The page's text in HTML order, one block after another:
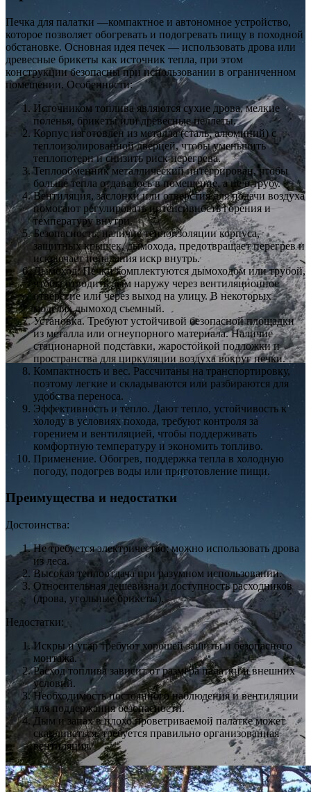
Печка для палатки —компактное и автономное устройство,
которое позволяет обогревать и подогревать пищу в походной
обстановке. Основная идея печек — использовать дрова или
древесные брикеты как источник тепла, при этом
конструкции безопасны при использовании в ограниченном
помещении. Особенности:
Источником топлива являются сухие дрова, мелкие
поленья, брикеты или древесные пеллеты.
Корпус изготовлен из металла (сталь, алюминий) с
теплоизолированной дверцей, чтобы уменьшить
теплопотери и снизить риск перегрева.
Теплообменник металлический интегрирован, чтобы
больше тепла отдавалось в помещение, а не в трубу.
Вентиляция, заслонки или отверстия для подачи воздуха
помогают регулировать интенсивность горения и
температуру внутри.
Безопасность, наличие теплоизоляции корпуса,
защитных крышек, дымохода, предотвращает перегрев и
исключает попадания искр внутрь.
Дымоход. Печки комплектуются дымоходом или трубой,
чтобы отводить дым наружу через вентиляционное
отверстие или через выход на улицу. В некоторых
моделях дымоход съемный.
Установка. Требуют устойчивой безопасной площадки
из металла или огнеупорного материала. Наличие
стационарной подставки, жаростойкой подложки и
пространства для циркуляции воздуха вокруг печки.
Компактность и вес. Рассчитаны на транспортировку,
поэтому легкие и складываются или разбираются для
удобства переноса.
Эффективность и тепло. Дают тепло, устойчивость к
холоду в условиях похода, требуют контроля за
горением и вентиляцией, чтобы поддерживать
комфортную температуру и экономить топливо.
Применение. Обогрев, поддержка тепла в холодную
погоду, подогрев воды или приготовление пищи.
Преимущества и недостатки
Достоинства:
Не требуется электричество; можно использовать дрова
из леса.
Высокая теплоотдача при разумном использовании.
Относительная дешевизна и доступность расходников
(дрова, угольные брикеты).
Недостатки:
Искры и угар требуют хорошей защиты и безопасного
монтажа.
Расход топлива зависит от размера палатки и внешних
условий.
Необходимость постоянного наблюдения и вентиляции
для поддержания безопасности.
Дым и запах в плохо проветриваемой палатке может
скапливаться, требуется правильно организованная
вентиляция.